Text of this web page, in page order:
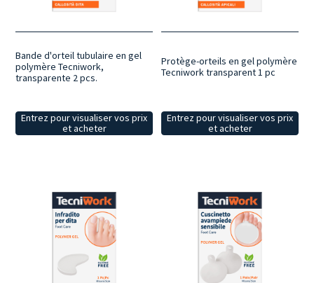
Bande d'orteil tubulaire en gel
polymère Tecniwork,
transparente 2 pcs.
Entrez pour visualiser vos prix
et acheter
Protège-orteils en gel polymère
Tecniwork transparent 1 pc
Entrez pour visualiser vos prix
et acheter